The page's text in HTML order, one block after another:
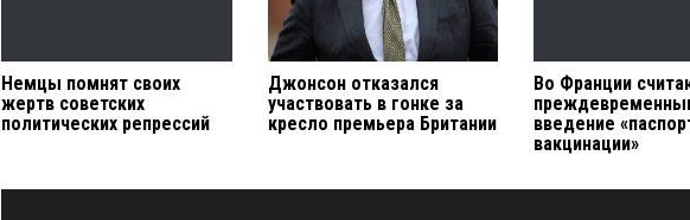
Немцы помнят своих
жертв советских
политических репрессий
Джонсон отказался
участвовать в гонке за
кресло премьера Британии
Во Франции
введение
вакцинации»
Навигация